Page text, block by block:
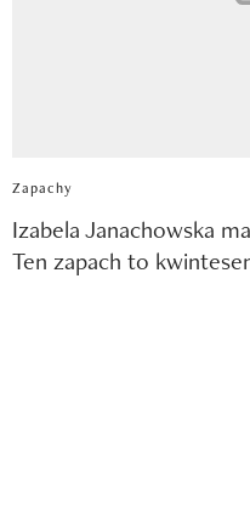
Zapachy
Izabela Janachowska
Ten zapach to